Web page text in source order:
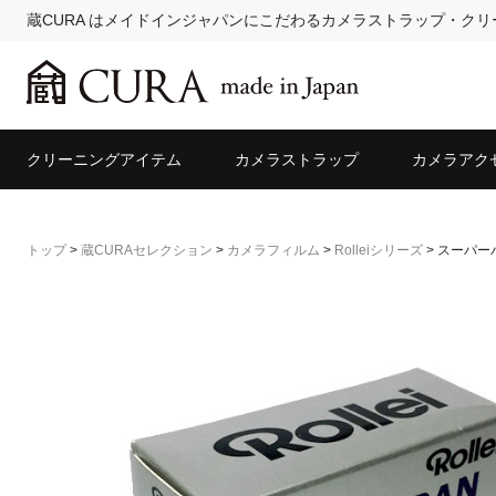
蔵CURA はメイドインジャパンにこだわるカメラストラップ・ク
クリーニングアイテム カメラストラップ カメラアク
トップ> 蔵CURAセレクション > カメラフィルム > Rolleiシリーズ > スーパー